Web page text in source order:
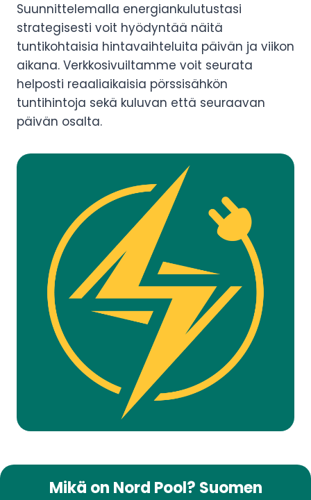
Suunnittelemalla energiankulutustasi
strategisesti voit hyödyntää näitä
tuntikohtaisia hintavaihteluita päivän ja viikon
aikana. Verkkosivuiltamme voit seurata
helposti reaaliaikaisia pörssisähkön
tuntihintoja sekä kuluvan että seuraavan
päivän osalta.
Mikä on Nord Pool? Suomen